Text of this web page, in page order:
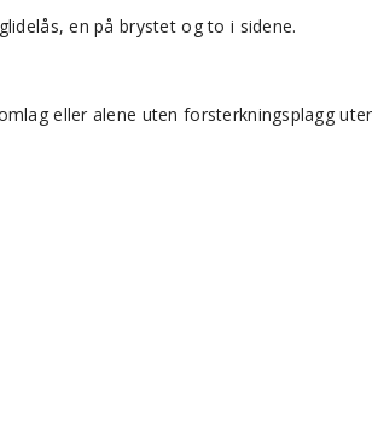
en på brystet og to i sidene.
eller alene uten forsterkningsplagg